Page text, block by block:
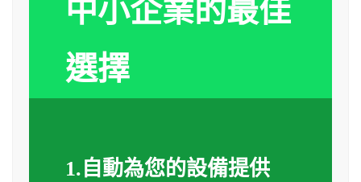
中小企業的最佳
選擇
1.自動為您的設備提供